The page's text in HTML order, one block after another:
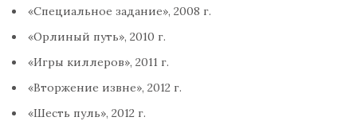
«Специальное задание», 2008 г.
«Орлиный путь», 2010 г.
«Игры киллеров», 2011 г.
«Вторжение извне», 2012 г.
«Шесть пуль», 2012 г.